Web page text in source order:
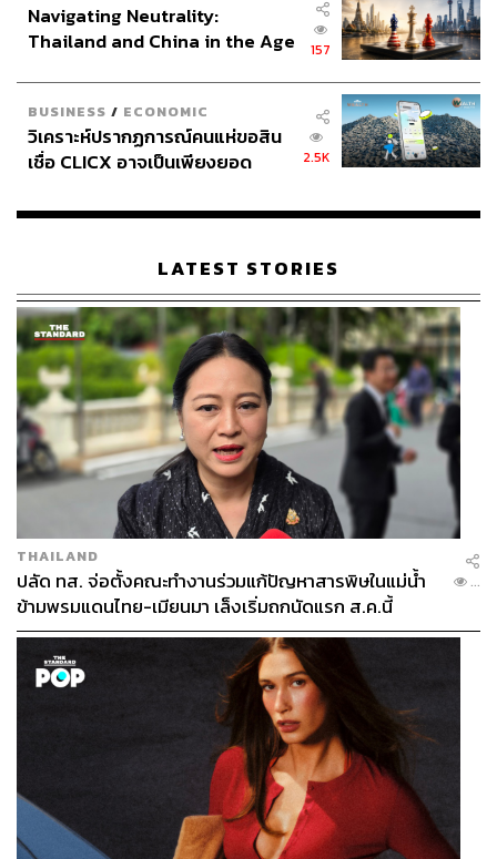
Navigating Neutrality:
Thailand and China in the Age
157
BUSINESS / ECONOMIC
วิเคราะห์ปรากฏการณ์คนแห่ขอสิน
เชื่อ CLICX อาจเป็นเพียงยอด
เรือนไทยที่ถูกซุกไว้
2.5K
LATEST STORIES
THAILAND
ปลัด ทส. จ่อตั้งคณะทำงานร่วมแก้ปัญหาสารพิษในแม่น้ำ
ข้ามพรมแดนไทย-เมียนมา เล็งเริ่มถกนัดแรก ส.ค.นี้
...